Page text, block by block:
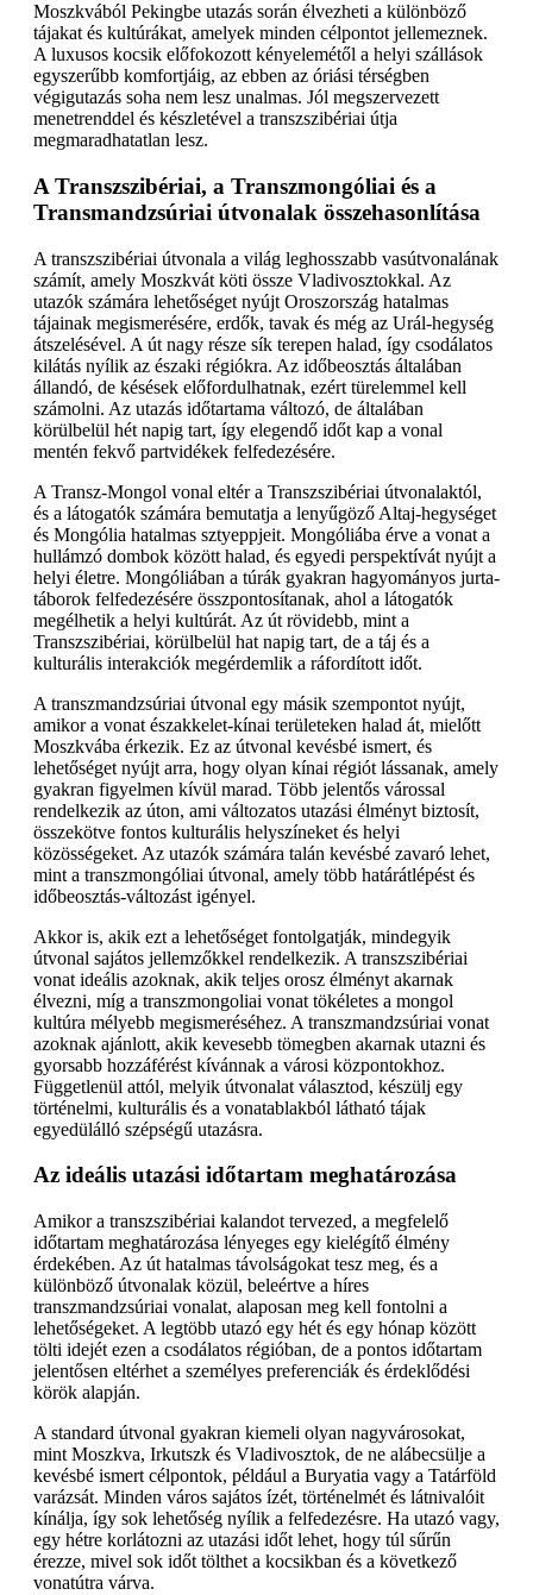
Moszkvából Pekingbe utazás során élvezheti a különböző
tájakat és kultúrákat, amelyek minden célpontot jellemeznek.
A luxusos kocsik előfokozott kényelemétől a helyi szállások
egyszerűbb komfortjáig, az ebben az óriási térségben
végigutazás soha nem lesz unalmas. Jól megszervezett
menetrenddel és készletével a transzszibériai útja
megmaradhatatlan lesz.
A Transzszibériai, a Transzmongóliai és a
Transmandzsúriai útvonalak összehasonlítása
A transzszibériai útvonala a világ leghosszabb vasútvonalának
számít, amely Moszkvát köti össze Vladivosztokkal. Az
utazók számára lehetőséget nyújt Oroszország hatalmas
tájainak megismerésére, erdők, tavak és még az Urál-hegység
átszelésével. A út nagy része sík terepen halad, így csodálatos
kilátás nyílik az északi régiókra. Az időbeosztás általában
állandó, de késések előfordulhatnak, ezért türelemmel kell
számolni. Az utazás időtartama változó, de általában
körülbelül hét napig tart, így elegendő időt kap a vonal
mentén fekvő partvidékek felfedezésére.
A Transz-Mongol vonal eltér a Transzszibériai útvonalaktól,
és a látogatók számára bemutatja a lenyűgöző Altaj-hegységet
és Mongólia hatalmas sztyeppjeit. Mongóliába érve a vonat a
hullámzó dombok között halad, és egyedi perspektívát nyújt a
helyi életre. Mongóliában a túrák gyakran hagyományos jurta-
táborok felfedezésére összpontosítanak, ahol a látogatók
megélhetik a helyi kultúrát. Az út rövidebb, mint a
Transzszibériai, körülbelül hat napig tart, de a táj és a
kulturális interakciók megérdemlik a ráfordított időt.
A transzmandzsúriai útvonal egy másik szempontot nyújt,
amikor a vonat északkelet-kínai területeken halad át, mielőtt
Moszkvába érkezik. Ez az útvonal kevésbé ismert, és
lehetőséget nyújt arra, hogy olyan kínai régiót lássanak, amely
gyakran figyelmen kívül marad. Több jelentős várossal
rendelkezik az úton, ami változatos utazási élményt biztosít,
összekötve fontos kulturális helyszíneket és helyi
közösségeket. Az utazók számára talán kevésbé zavaró lehet,
mint a transzmongóliai útvonal, amely több határátlépést és
időbeosztás-változást igényel.
Akkor is, akik ezt a lehetőséget fontolgatják, mindegyik
útvonal sajátos jellemzőkkel rendelkezik. A transzszibériai
vonat ideális azoknak, akik teljes orosz élményt akarnak
élvezni, míg a transzmongoliai vonat tökéletes a mongol
kultúra mélyebb megismeréséhez. A transzmandzsúriai vonat
azoknak ajánlott, akik kevesebb tömegben akarnak utazni és
gyorsabb hozzáférést kívánnak a városi központokhoz.
Függetlenül attól, melyik útvonalat választod, készülj egy
történelmi, kulturális és a vonatablakból látható tájak
egyedülálló szépségű utazásra.
Az ideális utazási időtartam meghatározása
Amikor a transzszibériai kalandot tervezed, a megfelelő
időtartam meghatározása lényeges egy kielégítő élmény
érdekében. Az út hatalmas távolságokat tesz meg, és a
különböző útvonalak közül, beleértve a híres
transzmandzsúriai vonalat, alaposan meg kell fontolni a
lehetőségeket. A legtöbb utazó egy hét és egy hónap között
tölti idejét ezen a csodálatos régióban, de a pontos időtartam
jelentősen eltérhet a személyes preferenciák és érdeklődési
körök alapján.
A standard útvonal gyakran kiemeli olyan nagyvárosokat,
mint Moszkva, Irkutszk és Vladivosztok, de ne alábecsülje a
kevésbé ismert célpontok, például a Buryatia vagy a Tatárföld
varázsát. Minden város sajátos ízét, történelmét és látnivalóit
kínálja, így sok lehetőség nyílik a felfedezésre. Ha utazó vagy,
egy hétre korlátozni az utazási időt lehet, hogy túl sűrűn
érezze, mivel sok időt tölthet a kocsikban és a következő
vonatútra várva.